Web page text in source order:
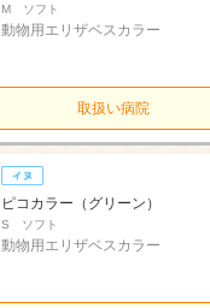
M ソフト
動物用エリザベスカラー
取扱い病院
ピコカラー（グリーン）
S ソフト
動物用エリザベスカラー